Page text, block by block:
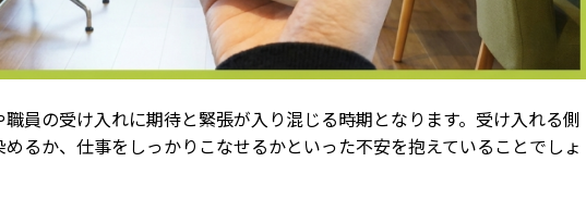
員の受け入れに期待と緊張が入り混じる時期となります。受け入れる側
るか、仕事をしっかりこなせるかといった不安を抱えていることでしょ